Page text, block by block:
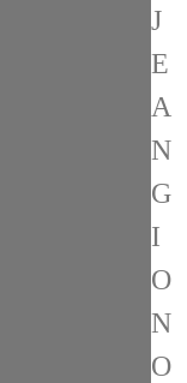
J
E
A
N
G
I
O
N
O